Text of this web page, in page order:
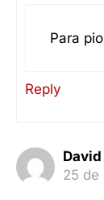
Para
Reply
David
25 de